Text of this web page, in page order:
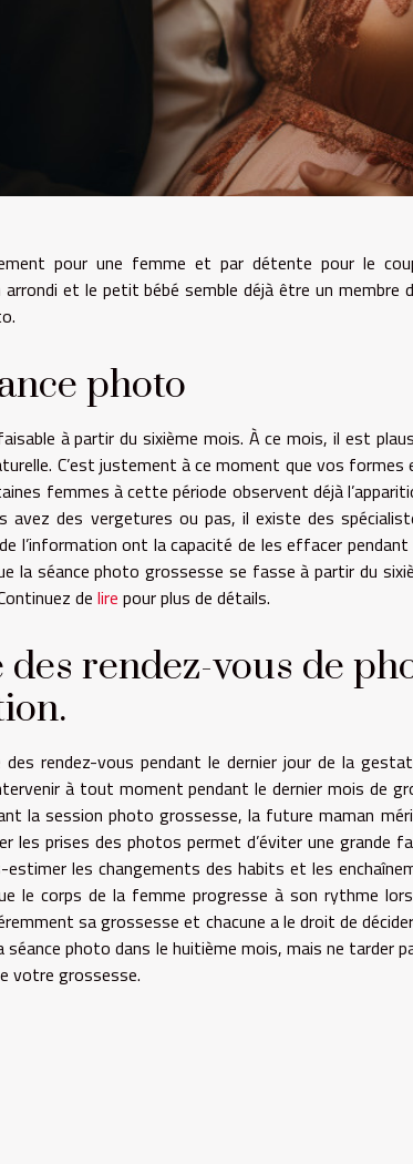
pour une femme et par détente pour le
et le petit bébé semble déjà être un membre
photo
à partir du sixième mois. À ce mois, il est
C’est justement à ce moment que vos
femmes à cette période observent déjà
avez des vergetures ou pas, il existe des
l’information ont la capacité de les effacer
la séance photo grossesse se fasse à partir du
de lire pour plus de détails.
rendez-vous de
rendez-vous pendant le dernier jour de la
à tout moment pendant le dernier mois de
la session photo grossesse, la future maman
les prises des photos permet d’éviter une grande
les changements des habits et les
le corps de la femme progresse à son rythme
sa grossesse et chacune a le droit de
photo dans le huitième mois, mais ne tarder
votre grossesse.